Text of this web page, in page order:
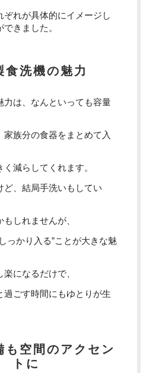
ぞれが具体的にイメージし
きました。
食洗機の魅力
力は、なんといっても容量
家族分の食器をまとめて入
減らしてくれます。
ど、結局手洗いもしてい
しれませんが、
っかり入る”ことが大きな魅
になるだけで、
過ごす時間にもゆとりが生
トに